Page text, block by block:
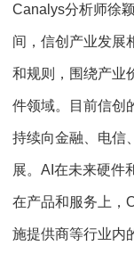
Canalys分析师徐
间，信创产业发展
和规则，围绕产业
件领域。目前信创
持续向金融、电信
展。AI在未来硬件
在产品和服务上，
施提供商等行业内